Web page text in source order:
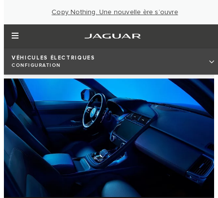
Copy Nothing. Une nouvelle ère s’ouvre
VÉHICULES ÉLECTRIQUES
CONFIGURATION